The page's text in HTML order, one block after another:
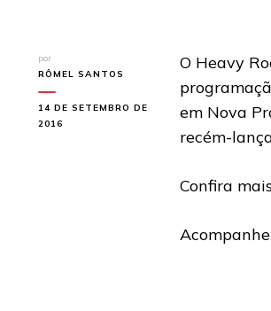
por
RÔMEL SANTOS
14 DE SETEMBRO DE
2016
O Heavy
em Nova
recém-
Confira